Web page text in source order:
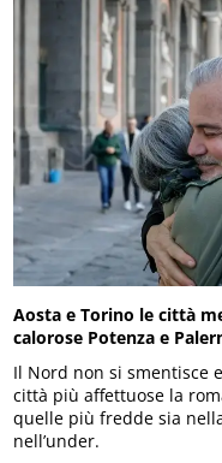
Aosta e Torino le città
calorose Potenza e
Il Nord non si smentisce
città più affettuose la
quelle più fredde sia
nell’under.